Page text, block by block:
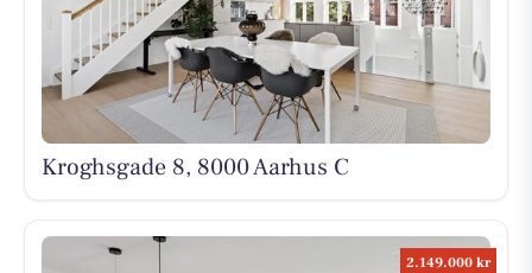
Kroghsgade 8, 8000 Aarhus C
2.149.000 kr